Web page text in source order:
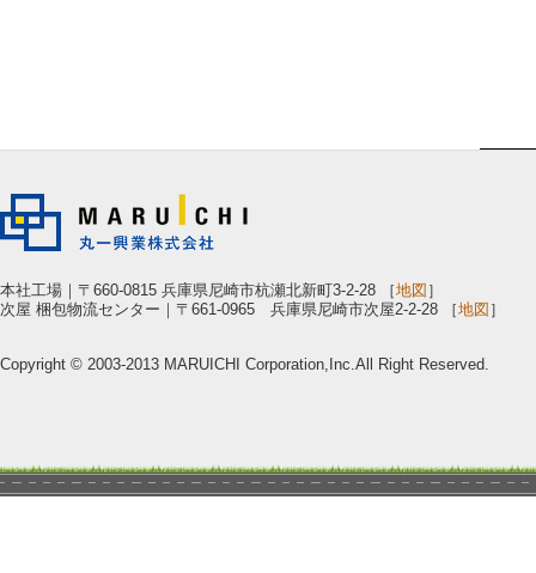
本社工場｜〒660-0815 兵庫県尼崎市杭瀬北新町3-2-28 ［地図 ］
次屋 梱包物流センター｜〒661-0965 兵庫県尼崎市次屋2-2-28 ［地図 ］
Copyright © 2003-2013 MARUICHI Corporation,Inc.All Right Reserved.